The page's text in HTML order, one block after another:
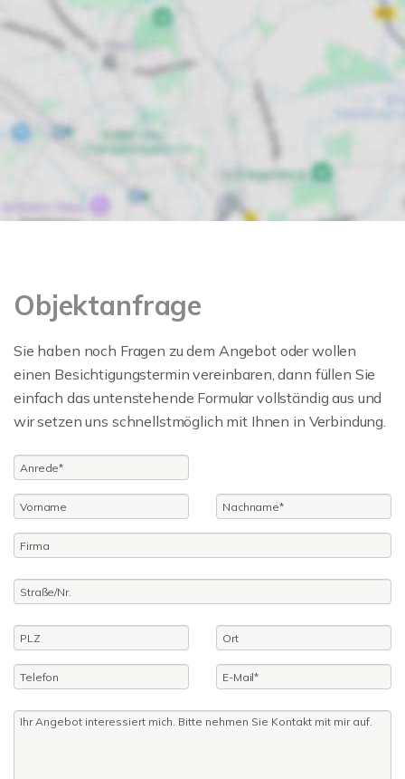
Objektanfrage
Sie haben noch Fragen zu dem Angebot oder wollen
einen Besichtigungstermin vereinbaren, dann füllen Sie
einfach das untenstehende Formular vollständig aus und
wir setzen uns schnellstmöglich mit Ihnen in Verbindung.